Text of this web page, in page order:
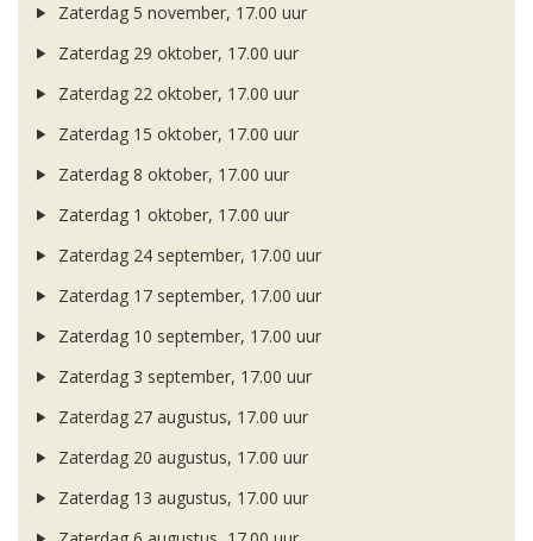
Zaterdag 5 november, 17.00 uur
Zaterdag 29 oktober, 17.00 uur
Zaterdag 22 oktober, 17.00 uur
Zaterdag 15 oktober, 17.00 uur
Zaterdag 8 oktober, 17.00 uur
Zaterdag 1 oktober, 17.00 uur
Zaterdag 24 september, 17.00 uur
Zaterdag 17 september, 17.00 uur
Zaterdag 10 september, 17.00 uur
Zaterdag 3 september, 17.00 uur
Zaterdag 27 augustus, 17.00 uur
Zaterdag 20 augustus, 17.00 uur
Zaterdag 13 augustus, 17.00 uur